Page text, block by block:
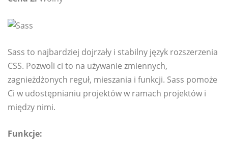
Sass to najbardziej dojrzały i stabilny język rozszerzenia
CSS. Pozwoli ci to na używanie zmiennych,
zagnieżdżonych reguł, mieszania i funkcji. Sass pomoże
Ci w udostępnianiu projektów w ramach projektów i
między nimi.
Funkcje: